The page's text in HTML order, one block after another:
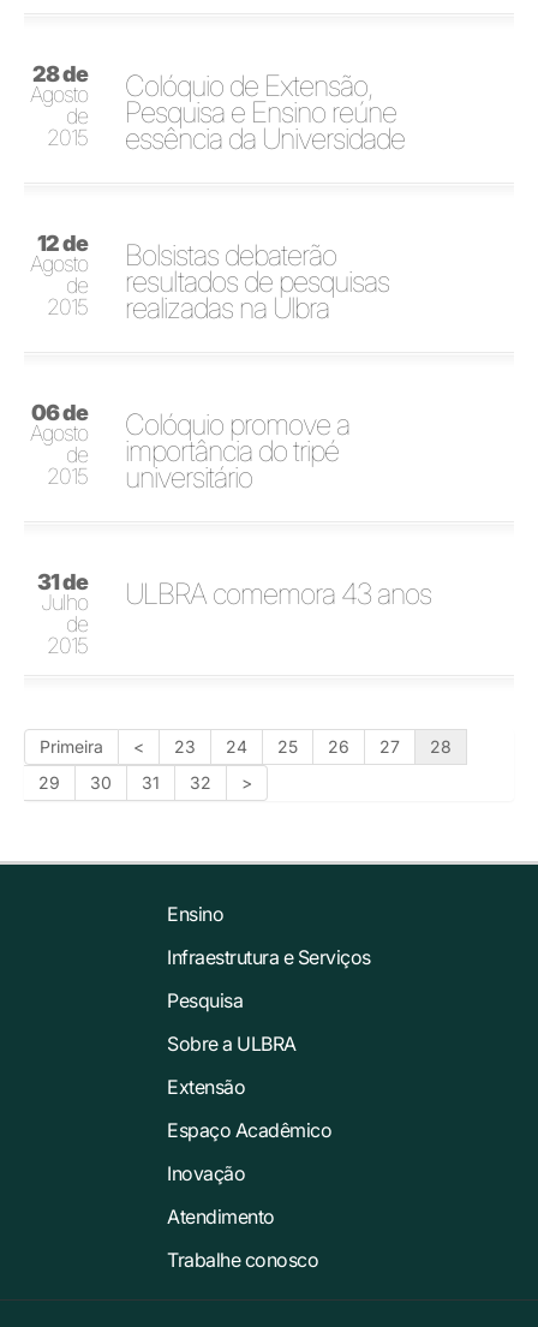
28 de
Agosto
de
2015
Colóquio de Extensão,
Pesquisa e Ensino reúne
essência da Universidade
12 de
Agosto
de
2015
Bolsistas debaterão
resultados de pesquisas
realizadas na Ulbra
06 de
Agosto
de
2015
Colóquio promove a
importância do tripé
universitário
31 de
Julho
de
2015
ULBRA comemora 43 anos
Primeira < 23 24 25 26 27
28
29
30 31 32 >
Ensino
Infraestrutura e Serviços
Pesquisa
Sobre a ULBRA
Extensão
Espaço Acadêmico
Inovação
Atendimento
Trabalhe conosco